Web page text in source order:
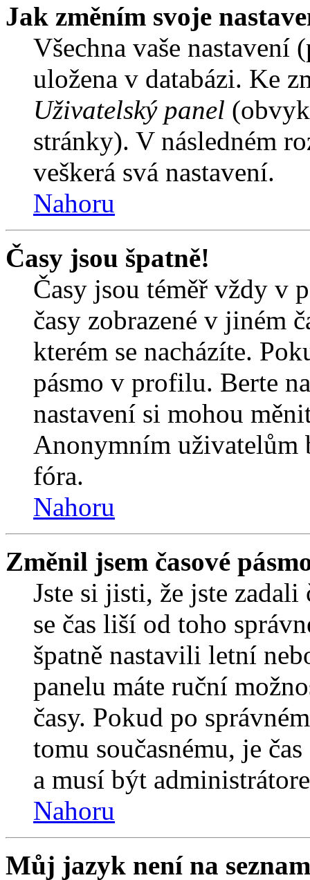
Jak změním svoje
Všechna vaše
uložena v databázi. Ke
Uživatelský panel
stránky). V následném
veškerá svá nastavení.
Nahoru
Časy jsou špatně!
Časy jsou téměř vždy v
časy zobrazené v jiném
kterém se nacházíte.
pásmo v profilu. Berte
nastavení si mohou
Anonymním uživatelům
fóra.
Nahoru
Změnil jsem časové
Jste si jisti, že jste zadali
se čas liší od toho
špatně nastavili letní
panelu máte ruční
časy. Pokud po
tomu současnému, je
a musí být
Nahoru
Můj jazyk není na